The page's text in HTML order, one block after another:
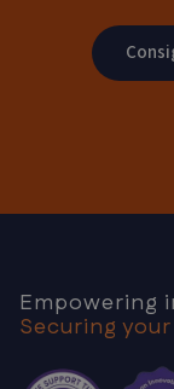
Empowering
Securing